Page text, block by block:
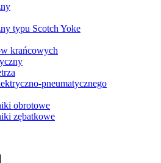
typu Scotch Yoke
krańcowych
pneumatycznego
obrotowe
zębatkowe